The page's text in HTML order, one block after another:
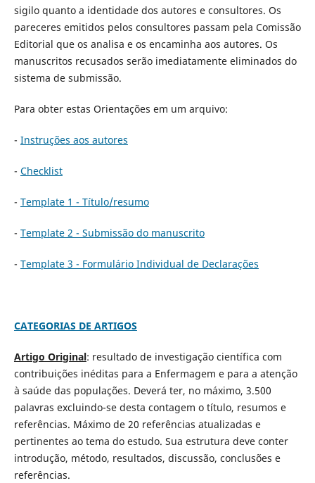
sigilo quanto a identidade dos autores e consultores. Os
pareceres emitidos pelos consultores passam pela Comissão
Editorial que os analisa e os encaminha aos autores. Os
manuscritos recusados serão imediatamente eliminados do
sistema de submissão.
Para obter estas Orientações em um arquivo:
- Instruções aos autores
- Checklist
- Template 1 - Título/resumo
- Template 2 - Submissão do manuscrito
- Template 3 - Formulário Individual de Declarações
CATEGORIAS DE ARTIGOS
Artigo Original: resultado de investigação científica com
contribuições inéditas para a Enfermagem e para a atenção
à saúde das populações. Deverá ter, no máximo, 3.500
palavras excluindo-se desta contagem o título, resumos e
referências. Máximo de 20 referências atualizadas e
pertinentes ao tema do estudo. Sua estrutura deve conter
introdução, método, resultados, discussão, conclusões e
referências.